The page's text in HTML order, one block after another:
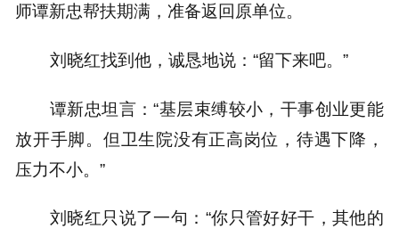
师谭新忠帮扶期满，准备返回原单位。
刘晓红找到他，诚恳地说：“留下来吧。”
谭新忠坦言：“基层束缚较小，干事创业更能
放开手脚。但卫生院没有正高岗位，待遇下降，
压力不小。”
刘晓红只说了一句：“你只管好好干，其他的